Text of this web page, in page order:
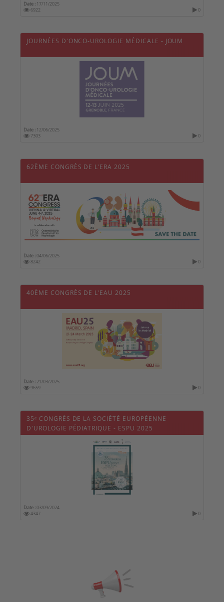
Date : 17/11/2025
6922
0
JOURNÉES D'ONCO-UROLOGIE MÉDICALE - JOUM
Date : 12/06/2025
7303
0
62ÈME CONGRÈS DE L'ERA 2025
Date :04/06/2025
8242
0
40ÈME CONGRÈS DE L'EAU 2025
Date : 21/03/2025
9659
0
35ᵉ CONGRÈS DE LA SOCIÉTÉ EUROPÉENNE
D'UROLOGIE PÉDIATRIQUE - ESPU 2025
Date :03/09/2024
4347
0